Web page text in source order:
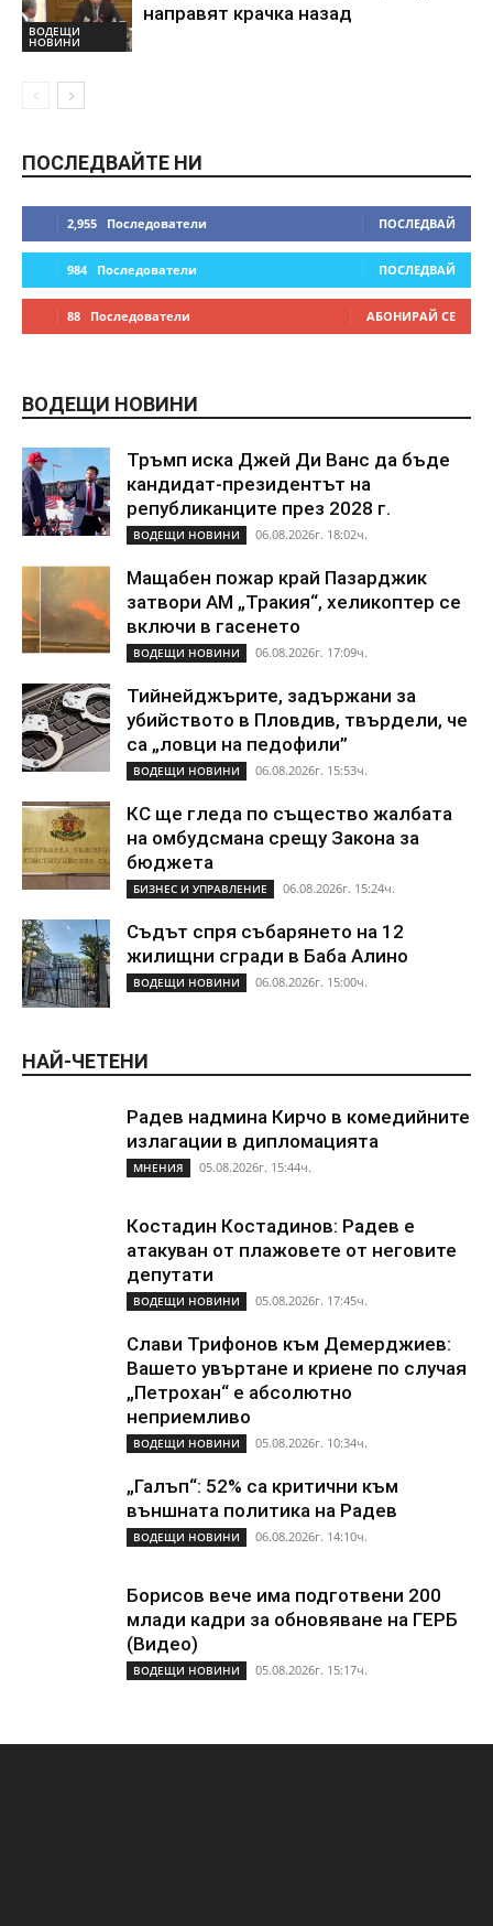
ВОДЕЩИ
НОВИНИ
направят крачка назад
ПОСЛЕДВАЙТЕ НИ
2,955 Последователи ПОСЛЕДВАЙ
984 Последователи ПОСЛЕДВАЙ
88 Последователи АБОНИРАЙ СЕ
ВОДЕЩИ НОВИНИ
Тръмп иска Джей Ди Ванс да бъде
кандидат-президентът на
републиканците през 2028 г.
ВОДЕЩИ НОВИНИ 06.08.2026г. 18:02ч.
Мащабен пожар край Пазарджик
затвори АМ „Тракия“, хеликоптер се
включи в гасенето
ВОДЕЩИ НОВИНИ 06.08.2026г. 17:09ч.
Тийнейджърите, задържани за
убийството в Пловдив, твърдели, че
са „ловци на педофили”
ВОДЕЩИ НОВИНИ 06.08.2026г. 15:53ч.
КС ще гледа по същество жалбата
на омбудсмана срещу Закона за
бюджета
БИЗНЕС И УПРАВЛЕНИЕ 06.08.2026г. 15:24ч.
Съдът спря събарянето на 12
жилищни сгради в Баба Алино
ВОДЕЩИ НОВИНИ 06.08.2026г. 15:00ч.
НАЙ-ЧЕТЕНИ
Радев надмина Кирчо в комедийните
излагации в дипломацията
МНЕНИЯ 05.08.2026г. 15:44ч.
Костадин Костадинов: Радев е
атакуван от плажoвете от неговите
депутати
ВОДЕЩИ НОВИНИ 05.08.2026г. 17:45ч.
Слави Трифонов към Демерджиев:
Вашето увъртане и криене по случая
„Петрохан“ е абсолютно
неприемливо
ВОДЕЩИ НОВИНИ 05.08.2026г. 10:34ч.
„Галъп“: 52% са критични към
външната политика на Радев
ВОДЕЩИ НОВИНИ 06.08.2026г. 14:10ч.
Борисов вече има подготвени 200
млади кадри за обновяване на ГЕРБ
(Видео)
ВОДЕЩИ НОВИНИ 05.08.2026г. 15:17ч.